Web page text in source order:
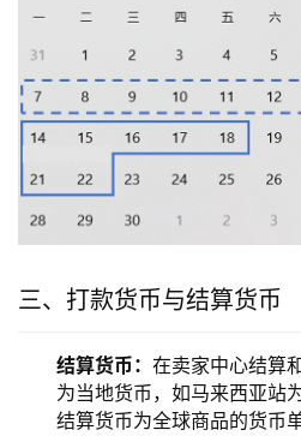
三、打款货币与结算货币
结算货币： 在卖家中心结算
为当地货币，如马来西亚站
结算货币为全球商品的货币